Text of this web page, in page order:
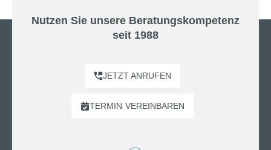
Nutzen Sie unsere Beratungskompetenz
seit 1988
JETZT ANRUFEN
TERMIN VEREINBAREN